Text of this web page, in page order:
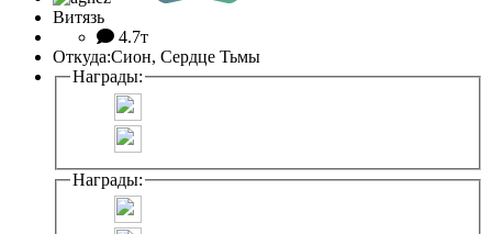
Витязь
4.7т
Откуда:Сион, Сердце Тьмы
Награды:
Награды: